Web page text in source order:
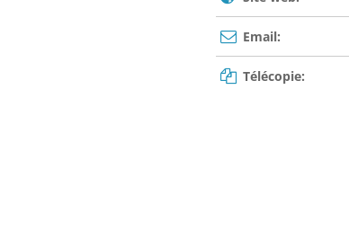
Email:
Télécopie: